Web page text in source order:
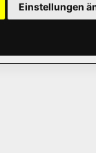
Einstellungen